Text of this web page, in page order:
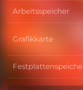
Arbeitsspeicher
Grafikkarte